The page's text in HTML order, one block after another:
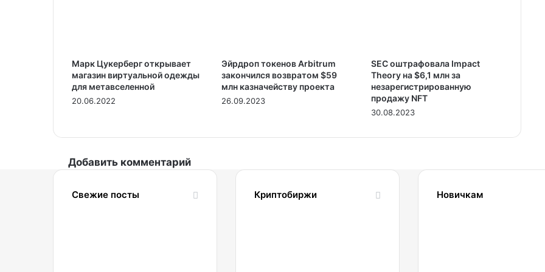
Марк Цукерберг открывает
магазин виртуальной одежды
для метавселенной
20.06.2022
Эйрдроп токенов Arbitrum
закончился возвратом $59
млн казначейству проекта
26.09.2023
SEC оштрафовала Impact
Theory на $6,1 млн за
незарегистрированную
продажу NFT
30.08.2023
Добавить комментарий
Свежие посты Криптобиржи Новичкам